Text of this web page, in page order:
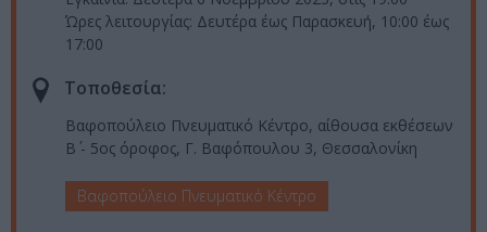
Ώρες λειτουργίας: Δευτέρα έως Παρασκευή, 10:00 έως
17:00
Τοποθεσία:
Βαφοπούλειο Πνευματικό Κέντρο, αίθουσα εκθέσεων
Β΄ - 5ος όροφος, Γ. Βαφόπουλου 3, Θεσσαλονίκη
Βαφοπούλειο Πνευματικό Κέντρο